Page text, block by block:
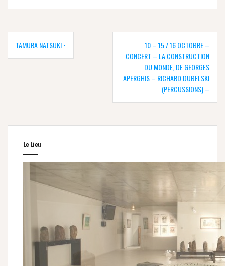
Navigation
l’article
TAMURA NATSUKI •
10 – 15 / 16 OCTOBRE –
CONCERT – LA CONSTRUCTION
DU MONDE, DE GEORGES
APERGHIS – RICHARD DUBELSKI
(PERCUSSIONS) –
Le Lieu